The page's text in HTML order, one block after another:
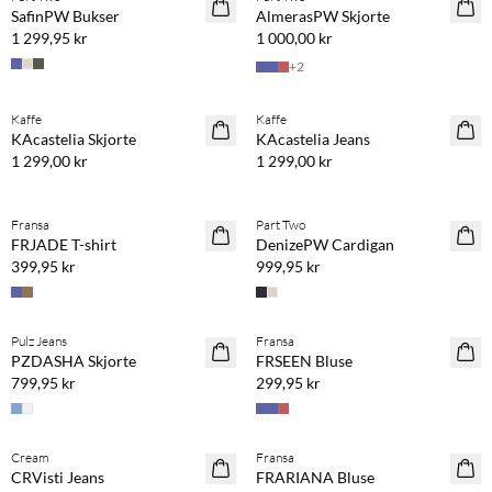
SafinPW Bukser
1 299,95 kr
AlmerasPW Skjorte
1 000,00 kr
+2
NYHET
Kaffe
KAcastelia Skjorte
1 299,00 kr
NYHET
Kaffe
KAcastelia Jeans
1 299,00 kr
NYHET
Fransa
FRJADE T-shirt
399,95 kr
NYHET
Part Two
DenizePW Cardigan
999,95 kr
NYHET
Pulz Jeans
PZDASHA Skjorte
799,95 kr
NYHET
Fransa
FRSEEN Bluse
299,95 kr
NYHET
Cream
CRVisti Jeans
NYHET
Kjøp min. 2 & spar 20 %
Fransa
FRARIANA Bluse